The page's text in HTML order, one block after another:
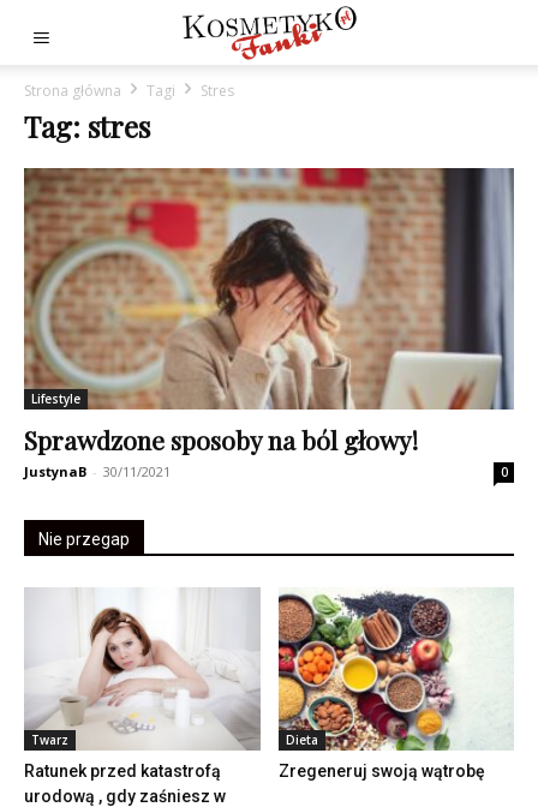
Strona główna Tagi Stres
Tag: stres
Lifestyle
Sprawdzone sposoby na ból głowy!
JustynaB - 30/11/2021 0
Nie przegap
Twarz
Ratunek przed katastrofą
urodową , gdy zaśniesz w
Dieta
Zregeneruj swoją wątrobę